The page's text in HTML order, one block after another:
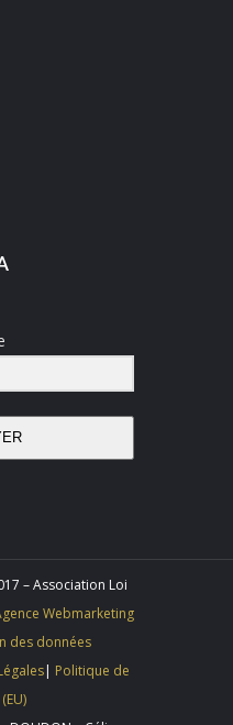
– Association Loi
Webmarketing
des données
| Politique de